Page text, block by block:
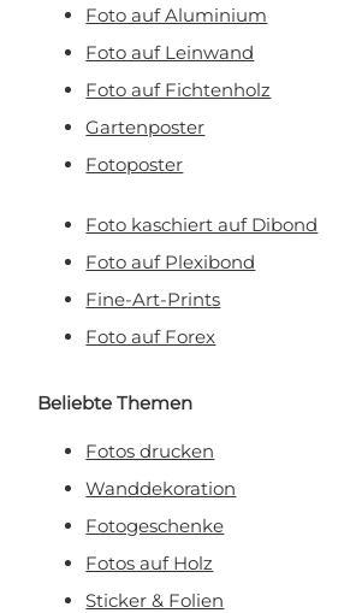
Foto auf Aluminium
Foto auf Leinwand
Foto auf Fichtenholz
Gartenposter
Fotoposter
Foto kaschiert auf Dibond
Foto auf Plexibond
Fine-Art-Prints
Foto auf Forex
Beliebte Themen
Fotos drucken
Wanddekoration
Fotogeschenke
Fotos auf Holz
Sticker & Folien